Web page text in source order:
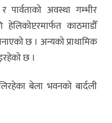
पार्वताको अवस्था गम्भीर
काठमाडौँ
छ । अन्यको प्राथामिक
छ ।
बेला भवनको बार्दली